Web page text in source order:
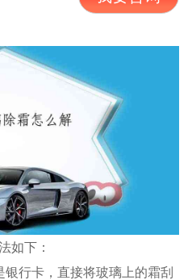
如下：
行卡，直接将玻璃上的霜刮